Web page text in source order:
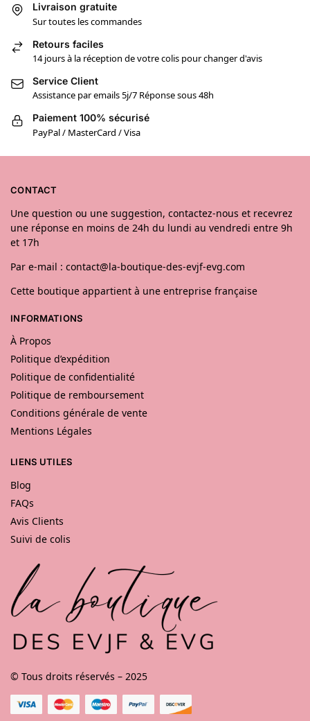
Livraison gratuite
Sur toutes les commandes
Retours faciles
14 jours à la réception de votre colis pour changer d'avis
Service Client
Assistance par emails 5j/7 Réponse sous 48h
Paiement 100% sécurisé
PayPal / MasterCard / Visa
CONTACT
Une question ou une suggestion, contactez-nous et recevrez
une réponse en moins de 24h du lundi au vendredi entre 9h
et 17h
Par e-mail : contact@la-boutique-des-evjf-evg.com
Cette boutique appartient à une entreprise française
INFORMATIONS
À Propos
Politique d’expédition
Politique de confidentialité
Politique de remboursement
Conditions générale de vente
Mentions Légales
LIENS UTILES
Blog
FAQs
Avis Clients
Suivi de colis
© Tous droits réservés – 2025